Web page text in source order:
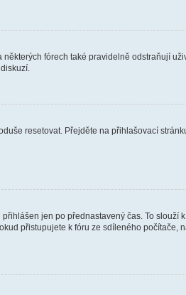
fórech také pravidelně odstraňují
resetovat. Přejděte na přihlašovací
jen po přednastavený čas. To slouží
přistupujete k fóru ze sdíleného